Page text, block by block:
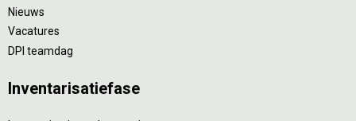
Nieuws
Vacatures
DPI teamdag
Inventarisatiefase